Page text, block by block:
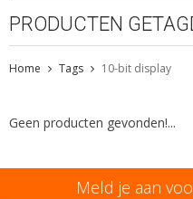
PRODUCTEN
Home Tags 10-bit display
Geen producten gevonden!...
Meld je aan